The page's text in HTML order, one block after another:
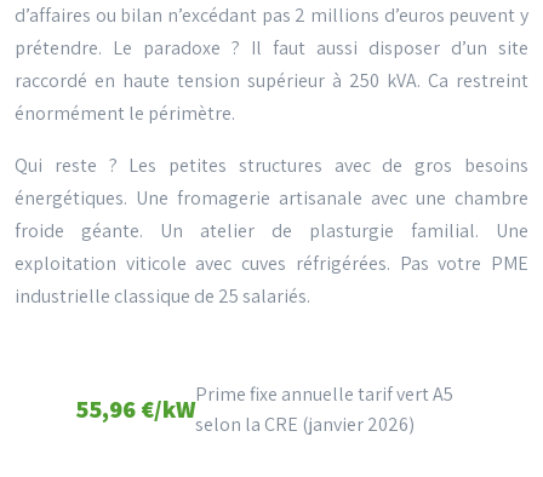
d’affaires ou bilan n’excédant pas 2 millions d’euros peuvent y
prétendre. Le paradoxe ? Il faut aussi disposer d’un site
raccordé en haute tension supérieur à 250 kVA. Ça restreint
énormément le périmètre.
Qui reste ? Les petites structures avec de gros besoins
énergétiques. Une fromagerie artisanale avec une chambre
froide géante. Un atelier de plasturgie familial. Une
exploitation viticole avec cuves réfrigérées. Pas votre PME
industrielle classique de 25 salariés.
55,96€/kWPrime fixe annuelle tarif vert A5
selon la CRE (janvier 2026)